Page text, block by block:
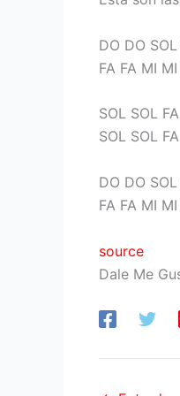
DO DO SOL
FA FA MI MI
SOL SOL FA
SOL SOL FA
DO DO SOL
FA FA MI MI
source
Dale Me